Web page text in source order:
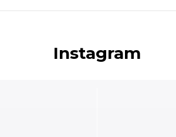
Instagram